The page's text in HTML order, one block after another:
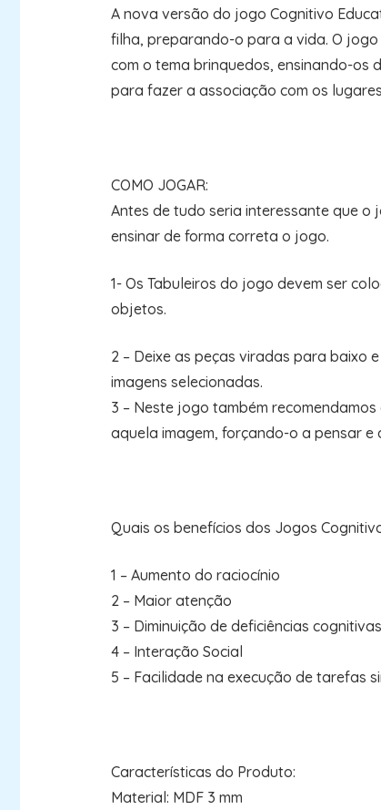
A nova versão do jogo Cognitivo
filha, preparando-o para a vida. O
com o tema brinquedos, ensinando-os
para fazer a associação com os
COMO JOGAR:
Antes de tudo seria interessante que
ensinar de forma correta o jogo.
1- Os Tabuleiros do jogo devem ser
objetos.
2 – Deixe as peças viradas para baixo
imagens selecionadas.
3 – Neste jogo também
aquela imagem, forçando-o a pensar e
Quais os benefícios dos Jogos
1 – Aumento do raciocínio
2 – Maior atenção
3 – Diminuição de deficiências cognitivas
4 – Interação Social
5 – Facilidade na execução de tarefas
Características do Produto:
Material: MDF 3 mm